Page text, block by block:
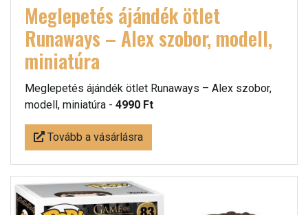
Meglepetés ájándék ötlet
Runaways – Alex szobor, modell,
miniatúra
Meglepetés ájándék ötlet Runaways – Alex szobor,
modell, miniatúra - 4990 Ft
Tovább a vásárlásra